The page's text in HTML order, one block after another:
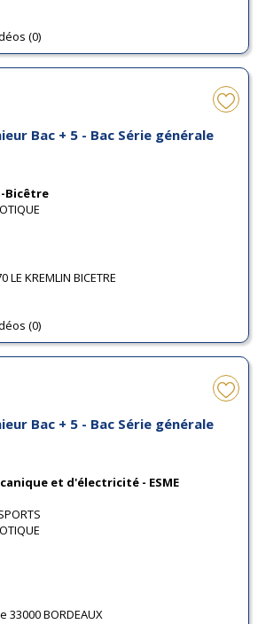
(0)
Bac + 5 - Bac Série générale
Bicêtre
KREMLIN BICETRE
(0)
Bac + 5 - Bac Série générale
et d'électricité - ESME
BORDEAUX